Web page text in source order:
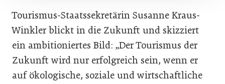
Tourismus-Staatssekretärin Susanne Kraus-
Winkler blickt in die Zukunft und skizziert
ein ambitioniertes Bild: „Der Tourismus der
Zukunft wird nur erfolgreich sein, wenn er
auf ökologische, soziale und wirtschaftliche